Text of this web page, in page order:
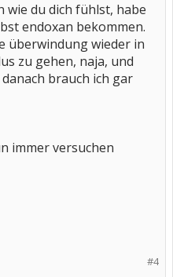
wie du dich fühlst, habe
endoxan bekommen.
überwindung wieder in
zu gehen, naja, und
brauch ich gar
immer versuchen
#4